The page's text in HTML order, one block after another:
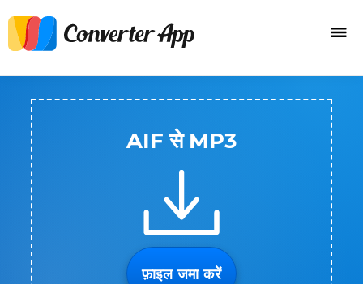
AIF से MP3
फ़ाइल जमा करें